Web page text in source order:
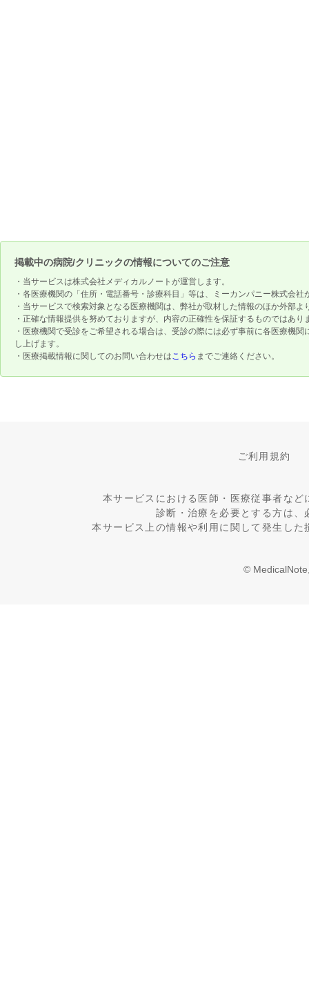
掲載中の病院/クリニックの情報についてのご注意
・当サービスは株式会社メディカルノートが運営します。
・各医療機関の「住所・電話番号・診療科目」等は、ミーカンパニー株式会
・当サービスで検索対象となる医療機関は、弊社が取材した情報のほか外部
・正確な情報提供を努めておりますが、内容の正確性を保証するものではあり
・医療機関で受診をご希望される場合は、受診の際には必ず事前に各医療機
し上げます。
・医療掲載情報に関してのお問い合わせはこちら までご連絡ください。
ご利用規約
本サービスにおける医師・医療従事者な
診断・治療を必要とする方は
本サービス上の情報や利用に関して発生し
©